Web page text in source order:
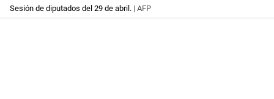
Sesión de diputados del 29 de abril. | AFP